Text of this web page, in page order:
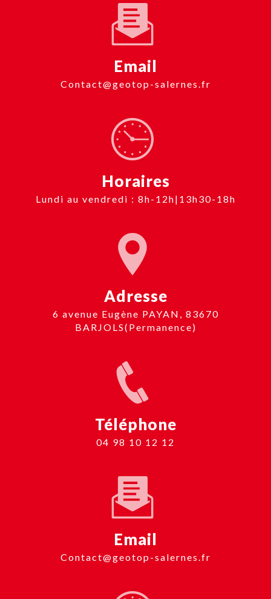
Email
contact@geotop-salernes.fr
Horaires
Lundi au vendredi : 8h-12h|13h30-18h
Adresse
6 avenue Eugène PAYAN, 83670
BARJOLS(Permanence)
Téléphone
04 98 10 12 12
Email
contact@geotop-salernes.fr